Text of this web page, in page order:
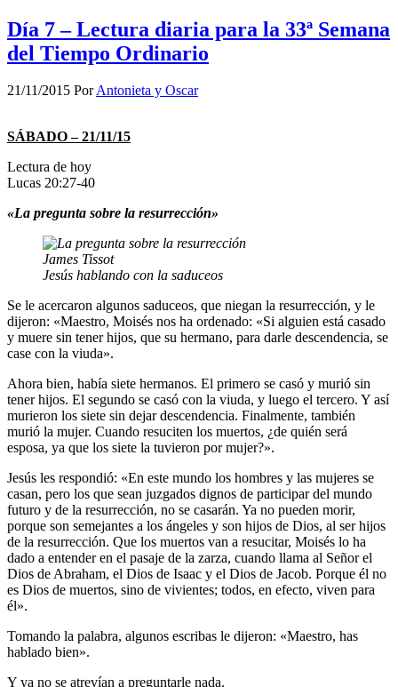
Día 7 – Lectura diaria para la 33ª Semana
del Tiempo Ordinario
21/11/2015 PorAntonieta y Oscar
SÁBADO – 21/11/15
Lectura de hoy
Lucas 20:27-40
«La pregunta sobre la resurrección»
James Tissot
Jesús hablando con la saduceos
Se le acercaron algunos saduceos, que niegan la resurrección, y le
dijeron: «Maestro, Moisés nos ha ordenado: «Si alguien está casado
y muere sin tener hijos, que su hermano, para darle descendencia, se
case con la viuda».
Ahora bien, había siete hermanos. El primero se casó y murió sin
tener hijos. El segundo se casó con la viuda, y luego el tercero. Y así
murieron los siete sin dejar descendencia. Finalmente, también
murió la mujer. Cuando resuciten los muertos, ¿de quién será
esposa, ya que los siete la tuvieron por mujer?».
Jesús les respondió: «En este mundo los hombres y las mujeres se
casan, pero los que sean juzgados dignos de participar del mundo
futuro y de la resurrección, no se casarán. Ya no pueden morir,
porque son semejantes a los ángeles y son hijos de Dios, al ser hijos
de la resurrección. Que los muertos van a resucitar, Moisés lo ha
dado a entender en el pasaje de la zarza, cuando llama al Señor el
Dios de Abraham, el Dios de Isaac y el Dios de Jacob. Porque él no
es Dios de muertos, sino de vivientes; todos, en efecto, viven para
él».
Tomando la palabra, algunos escribas le dijeron: «Maestro, has
hablado bien».
Y ya no se atrevían a preguntarle nada.